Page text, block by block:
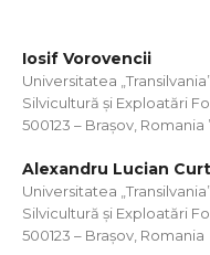
Iosif Vorovencii
Universitatea
Silvicultură și Exploatări
500123 – Brașov, Romania
Alexandru Lucian
Universitatea
Silvicultură și Exploatări
500123 – Brașov, Romania